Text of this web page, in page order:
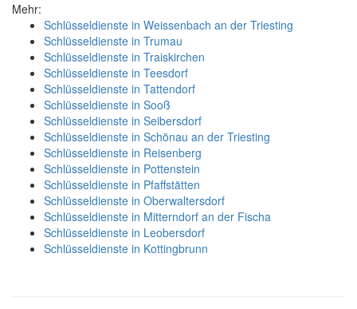
Mehr:
Schlüsseldienste in Weissenbach an der Triesting
Schlüsseldienste in Trumau
Schlüsseldienste in Traiskirchen
Schlüsseldienste in Teesdorf
Schlüsseldienste in Tattendorf
Schlüsseldienste in Sooß
Schlüsseldienste in Seibersdorf
Schlüsseldienste in Schönau an der Triesting
Schlüsseldienste in Reisenberg
Schlüsseldienste in Pottenstein
Schlüsseldienste in Pfaffstätten
Schlüsseldienste in Oberwaltersdorf
Schlüsseldienste in Mitterndorf an der Fischa
Schlüsseldienste in Leobersdorf
Schlüsseldienste in Kottingbrunn